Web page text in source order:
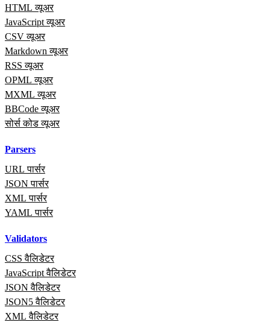
HTML व्यूअर
JavaScript व्यूअर
CSV व्यूअर
Markdown व्यूअर
RSS व्यूअर
OPML व्यूअर
MXML व्यूअर
BBCode व्यूअर
सोर्स कोड व्यूअर
Parsers
URL पार्सर
JSON पार्सर
XML पार्सर
YAML पार्सर
Validators
CSS वैलिडेटर
JavaScript वैलिडेटर
JSON वैलिडेटर
JSON5 वैलिडेटर
XML वैलिडेटर